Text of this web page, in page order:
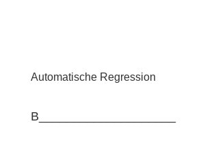
Automatische Regression
B____________________